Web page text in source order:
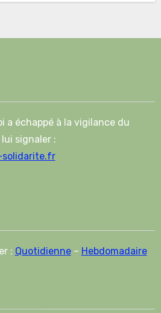
a échappé à la vigilance du
signaler :
solidarite.fr
: Quotidienne– Hebdomadaire